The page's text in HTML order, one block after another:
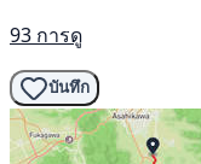
93 การดู
บันทึก